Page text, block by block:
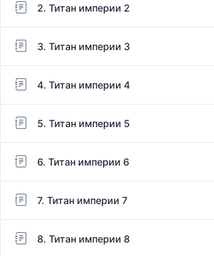
2. Титан империи 2
3. Титан империи 3
4. Титан империи 4
5. Титан империи 5
6. Титан империи 6
7. Титан империи 7
8. Титан империи 8